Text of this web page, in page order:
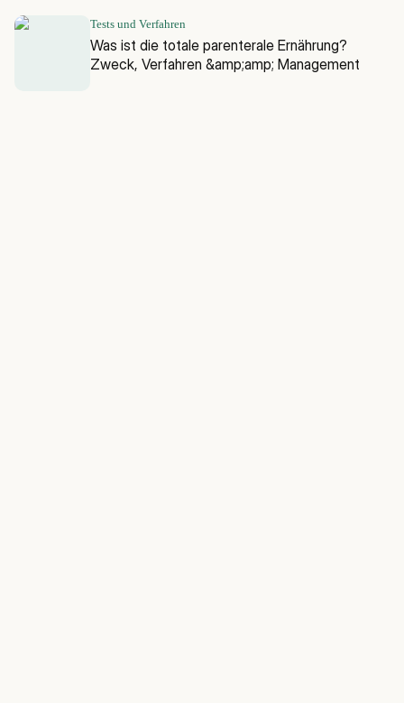
Tests und Verfahren
Was ist die totale parenterale Ernährung?
Zweck, Verfahren &amp;amp; Management